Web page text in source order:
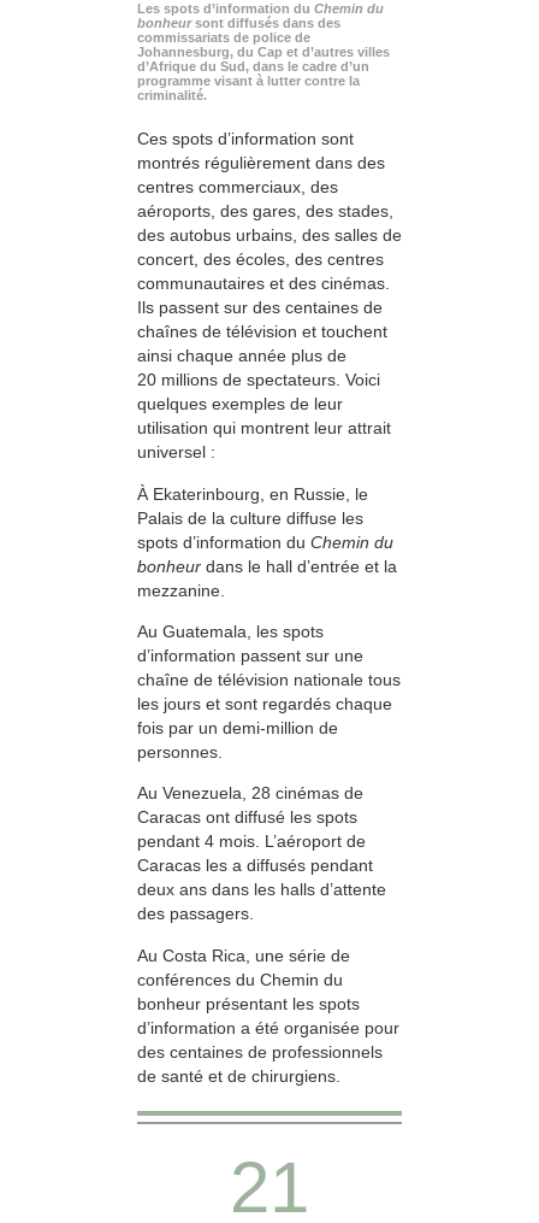
Les spots d’information du Chemin du
bonheursont diffusés dans des
commissariats de police de
Johannesburg, du Cap et d’autres villes
d’Afrique du Sud, dans le cadre d’un
programme visant à lutter contre la
criminalité.
Ces spots d’information sont
montrés régulièrement dans des
centres commerciaux, des
aéroports, des gares, des stades,
des autobus urbains, des salles de
concert, des écoles, des centres
communautaires et des cinémas.
Ils passent sur des centaines de
chaînes de télévision et touchent
ainsi chaque année plus de
20 millions de spectateurs. Voici
quelques exemples de leur
utilisation qui montrent leur attrait
universel :
À Ekaterinbourg, en Russie, le
Palais de la culture diffuse les
spots d’information du Chemin du
bonheur dans le hall d’entrée et la
mezzanine.
Au Guatemala, les spots
d’information passent sur une
chaîne de télévision nationale tous
les jours et sont regardés chaque
fois par un demi-million de
personnes.
Au Venezuela, 28 cinémas de
Caracas ont diffusé les spots
pendant 4 mois. L’aéroport de
Caracas les a diffusés pendant
deux ans dans les halls d’attente
des passagers.
Au Costa Rica, une série de
conférences du Chemin du
bonheur présentant les spots
d’information a été organisée pour
des centaines de professionnels
de santé et de chirurgiens.
21